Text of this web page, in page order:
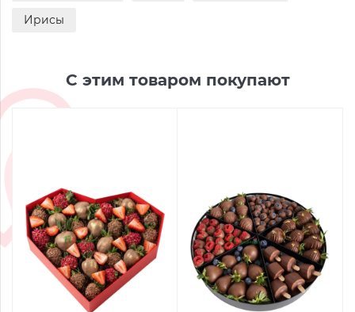
Ирисы
С этим товаром покупают